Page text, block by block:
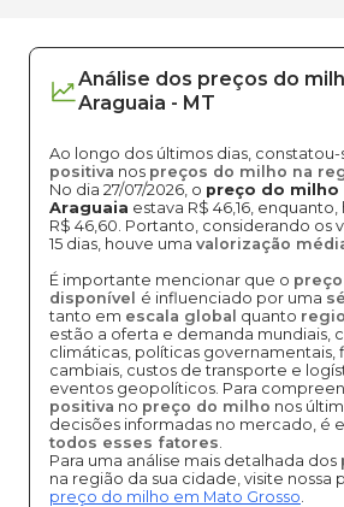
Análise dos preços do
Araguaia - MT
Ao longo dos últimos dias, constatou-
positiva nos preços do milho na
No dia 27/07/2026, o preço do milho
Araguaia estava R$ 46,16,
R$ 46,60. Portanto, considerando os
15 dias, houve uma valorização
É importante mencionar que o
disponível é influenciado por uma
tanto em escala global quanto
estão a oferta e demanda mundiais,
climáticas, políticas governamentais,
cambiais, custos de transporte e
eventos geopolíticos. Para
positiva no preço do milho nos
decisões informadas no mercado, é
todos esses fatores.
Para uma análise mais detalhada dos
na região da sua cidade, visite nossa
preço do milho em Mato Grosso.